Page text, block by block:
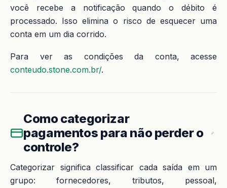
você recebe a notificação quando o débito é
processado. Isso elimina o risco de esquecer uma
conta em um dia corrido.
Para ver as condições da conta, acesse
conteudo.stone.com.br/.
Como categorizar
pagamentos para não perder o
controle?
Categorizar significa classificar cada saída em um
grupo: fornecedores, tributos, pessoal,